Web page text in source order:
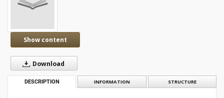
Show content
Download
DESCRIPTION INFORMATION STRUCTURE